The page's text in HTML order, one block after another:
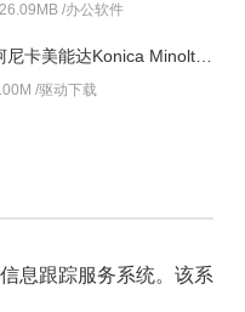
/办公软件
/驱动下载
息跟踪服务系统。该系